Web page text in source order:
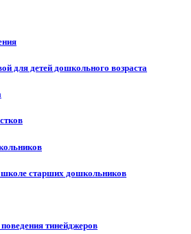
для детей дошкольного возраста
школе старших дошкольников
тинейджеров